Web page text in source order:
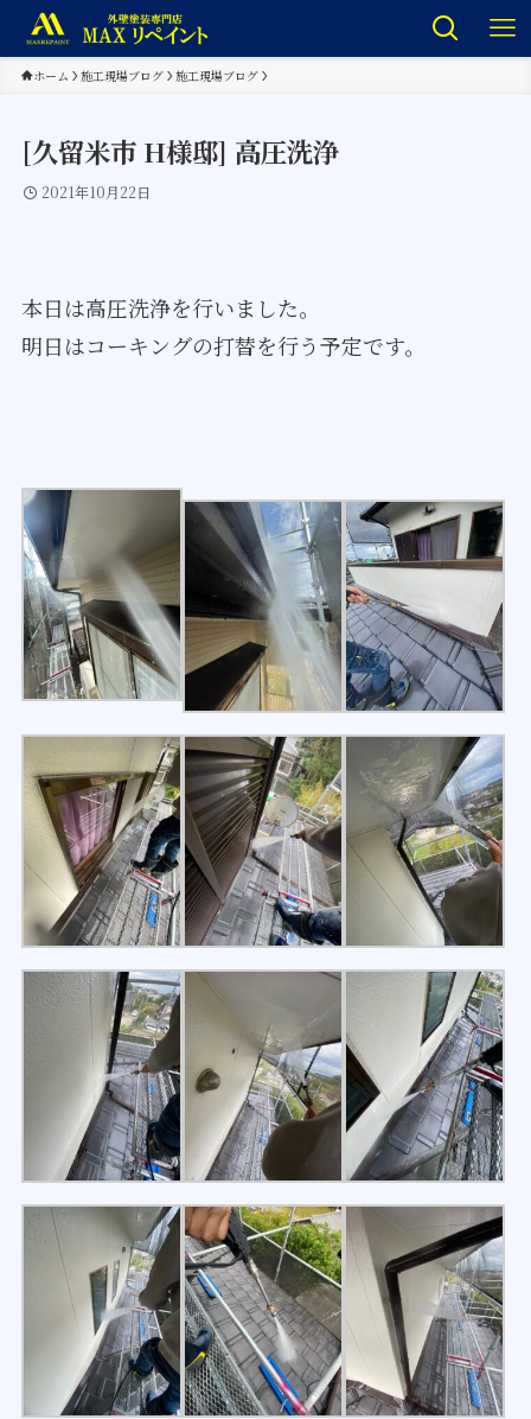
ホーム 施工現場ブログ 施工現場ブログ
[久留米市 H様邸] 高圧洗浄
2021年10月22日
本日は高圧洗浄を行いました。
明日はコーキングの打替を行う予定です。